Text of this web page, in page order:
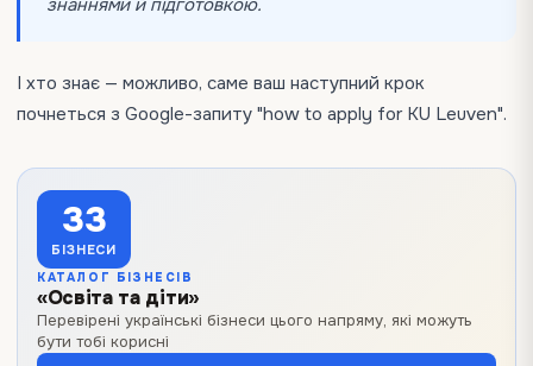
І хто знає — можливо, саме ваш наступний крок
почнеться з Google-запиту "how to apply for KU Leuven".
33
БІЗНЕСИ
КАТАЛОГ БІЗНЕСІВ
«Освіта та діти»
Перевірені українські бізнеси цього напряму, які можуть
бути тобі корисні